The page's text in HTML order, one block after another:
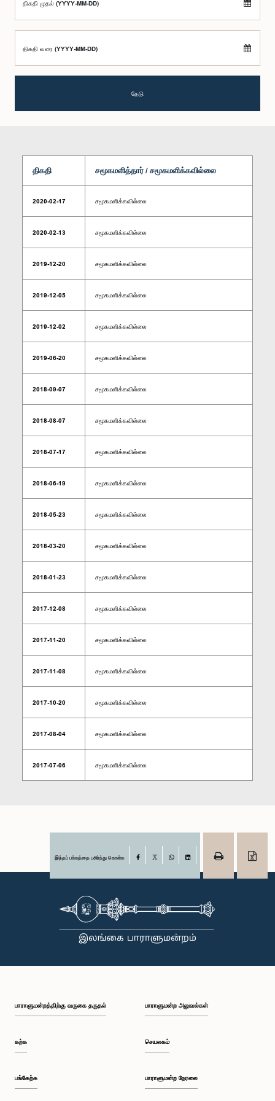
திகதி முதல் (YYYY-MM-DD)
திகதி வரை (YYYY-MM-DD)
தேடு
திகதி சமூகமளித்தார் / சமூகமளிக்கவில்லை
2020-02-17 சமூகமளிக்கவில்லை
2020-02-13 சமூகமளிக்கவில்லை
2019-12-20 சமூகமளிக்கவில்லை
2019-12-05 சமூகமளிக்கவில்லை
2019-12-02 சமூகமளிக்கவில்லை
2019-06-20 சமூகமளிக்கவில்லை
2018-09-07 சமூகமளிக்கவில்லை
2018-08-07 சமூகமளிக்கவில்லை
2018-07-17 சமூகமளிக்கவில்லை
2018-06-19 சமூகமளிக்கவில்லை
2018-05-23 சமூகமளிக்கவில்லை
2018-03-20 சமூகமளிக்கவில்லை
2018-01-23 சமூகமளிக்கவில்லை
2017-12-08 சமூகமளிக்கவில்லை
2017-11-20 சமூகமளிக்கவில்லை
2017-11-08 சமூகமளிக்கவில்லை
2017-10-20 சமூகமளிக்கவில்லை
2017-08-04 சமூகமளிக்கவில்லை
2017-07-06 சமூகமளிக்கவில்லை
இந்தப் பக்கத்தை பகிர்ந்து கொள்க Facebook
பாராளுமன்றத்திற்கு வருகை தருதல்
கற்க
பங்கேற்க
பாராளுமன்ற அலுவல்கள்
செயலகம்
பாராளுமன்ற நேரலை